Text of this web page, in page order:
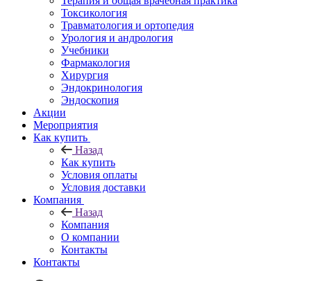
Токсикология
Травматология и ортопедия
Урология и андрология
Учебники
Фармакология
Хирургия
Эндокринология
Эндоскопия
Акции
Мероприятия
Как купить
Назад
Как купить
Условия оплаты
Условия доставки
Компания
Назад
Компания
О компании
Контакты
Контакты